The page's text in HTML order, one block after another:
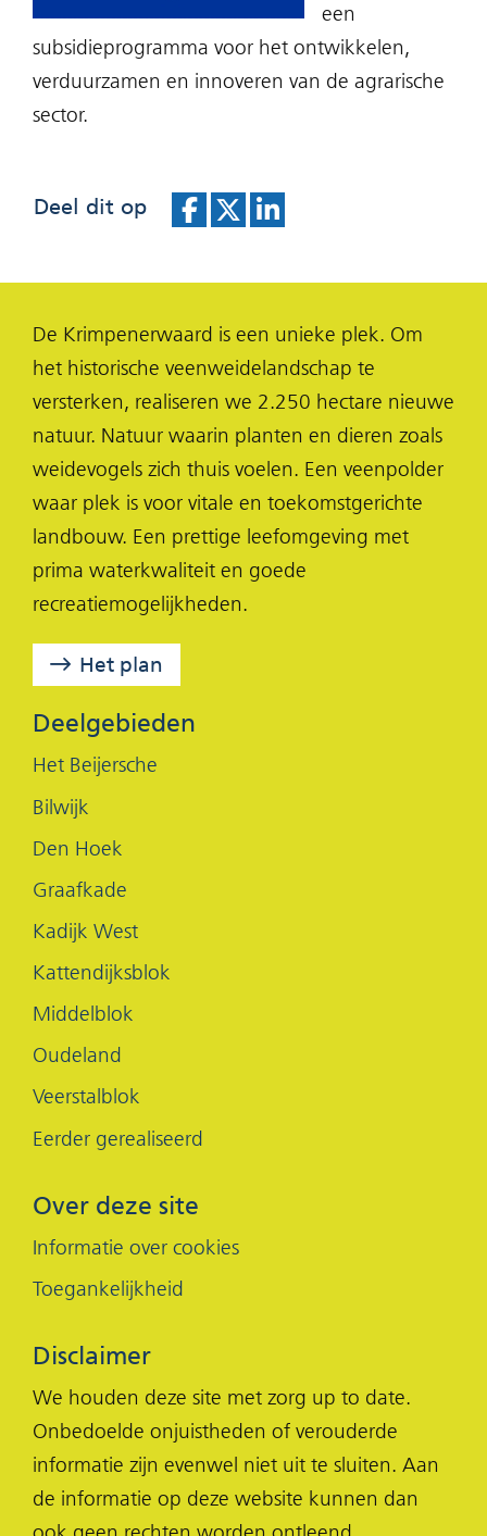
een
subsidieprogramma voor het ontwikkelen,
verduurzamen en innoveren van de agrarische
sector.
Deel dit op
e
e
n
o
p
F
a
c
e
b
o
o
k
e
e
n
o
p
X
(opent
in
nieuw
venster)
e
e
n
o
p
L
i
n
k
De Krimpenerwaard is een unieke plek. Om
het historische veenweidelandschap te
versterken, realiseren we 2.250 hectare nieuwe
natuur. Natuur waarin planten en dieren zoals
weidevogels zich thuis voelen. Een veenpolder
waar plek is voor vitale en toekomstgerichte
landbouw. Een prettige leefomgeving met
prima waterkwaliteit en goede
recreatiemogelijkheden.
Het plan
Deelgebieden
Het Beijersche
Bilwijk
Den Hoek
Graafkade
Kadijk West
Kattendijksblok
Middelblok
Oudeland
Veerstalblok
Eerder gerealiseerd
Over deze site
Informatie over cookies
Toegankelijkheid
Disclaimer
We houden deze site met zorg up to date.
Onbedoelde onjuistheden of verouderde
informatie zijn evenwel niet uit te sluiten. Aan
de informatie op deze website kunnen dan